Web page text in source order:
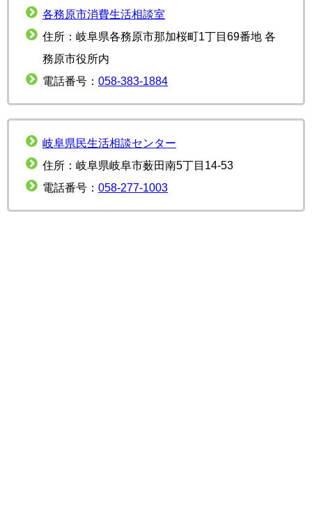
各務原市消費生活相談室
住所：岐阜県各務原市那加桜町1丁目69番地 各
務原市役所内
電話番号： 058-383-1884
岐阜県民生活相談センター
住所：岐阜県岐阜市薮田南5丁目14-53
電話番号： 058-277-1003